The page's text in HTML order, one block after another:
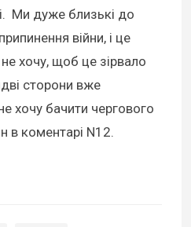
Ми дуже близькі до
війни, і це
хочу, щоб це зірвало
сторони вже
хочу бачити чергового
в коментарі N12.